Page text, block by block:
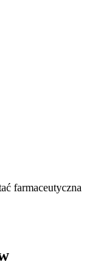
farmaceutyczna